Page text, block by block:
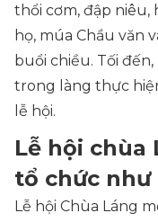
thổi cơm, đập niêu,
họ, múa Chầu văn
buổi chiều. Tối
trong làng thực
lễ hội.
Lễ hội chùa
tổ chức như
Lễ hội Chùa Láng